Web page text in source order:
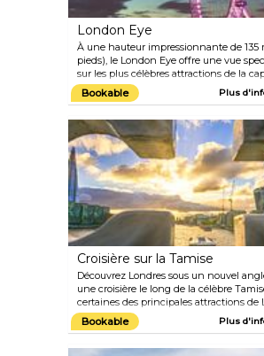
London Eye
À une hauteur impressionnante de 135
pieds), le London Eye offre une vue
sur les plus célèbres attractions de la
tour complet de la roue d'observation
capsules en verre dure environ 30
année plus de visiteurs que le Taj Mahal
grandes pyramides de Gizeh, et une
aurez fait un tour à 360 degrés, vous
pourquoi.
Bookable Plus
Croisière sur la Tamise
Découvrez Londres sous un nouvel
une croisière le long de la célèbre
certaines des principales attractions de
Westminster à Greenwich, et écoutez les
commentaires divertissants en passant
Bookable Plus